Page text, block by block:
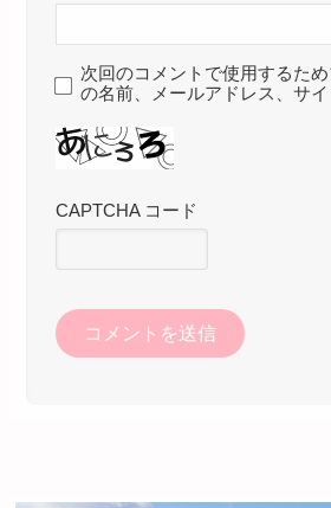
次回のコメントで使用するた
の名前、メールアドレス、サイ
CAPTCHA コード